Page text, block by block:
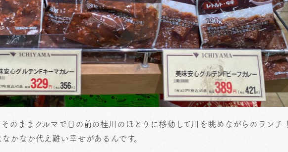
のままクルマで目の前の桂川のほとりに移動して川を眺めながらのランチ！
かなか代え難い幸せがあるんです。